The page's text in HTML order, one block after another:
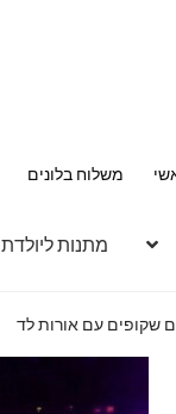
משלוח בלונים
מתנות ליולדת
שקופים עם אורות לד